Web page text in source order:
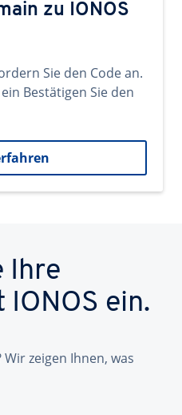
zu IONOS
Sie den Code an.
Bestätigen Sie den
Ihre
IONOS ein.
Wir zeigen Ihnen, was